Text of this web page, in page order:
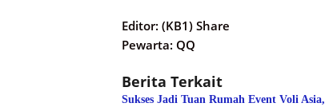
Editor: (KB1) Share
Pewarta: QQ
Berita Terkait
Sukses Jadi Tuan Rumah Event Voli